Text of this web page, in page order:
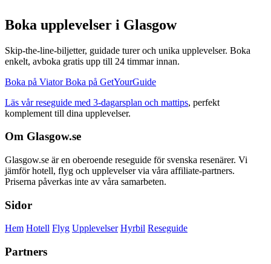
Boka upplevelser i Glasgow
Skip-the-line-biljetter, guidade turer och unika upplevelser. Boka
enkelt, avboka gratis upp till 24 timmar innan.
Boka på ViatorBoka på GetYourGuide
Läs vår reseguide med 3-dagarsplan och mattips, perfekt
komplement till dina upplevelser.
Om Glasgow.se
Glasgow.se är en oberoende reseguide för svenska resenärer. Vi
jämför hotell, flyg och upplevelser via våra affiliate-partners.
Priserna påverkas inte av våra samarbeten.
Sidor
Hem Hotell Flyg Upplevelser Hyrbil Reseguide
Partners